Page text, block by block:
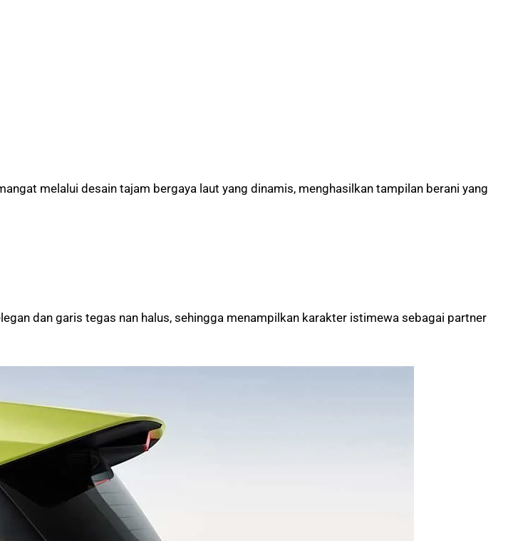
melalui desain tajam bergaya laut yang dinamis, menghasilkan tampilan berani yang
dan garis tegas nan halus, sehingga menampilkan karakter istimewa sebagai partner